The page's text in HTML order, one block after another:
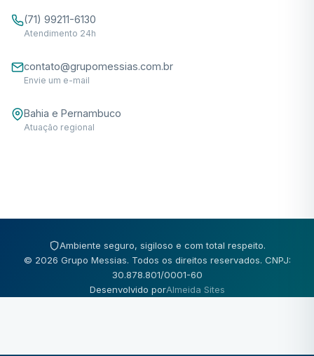
(71) 99211-6130
Atendimento 24h
contato@grupomessias.com.br
Envie um e-mail
Bahia e Pernambuco
Atuação regional
Ambiente seguro, sigiloso e com total respeito.
© 2026 Grupo Messias. Todos os direitos reservados. CNPJ:
30.878.801/0001-60
Desenvolvido porAlmeida Sites